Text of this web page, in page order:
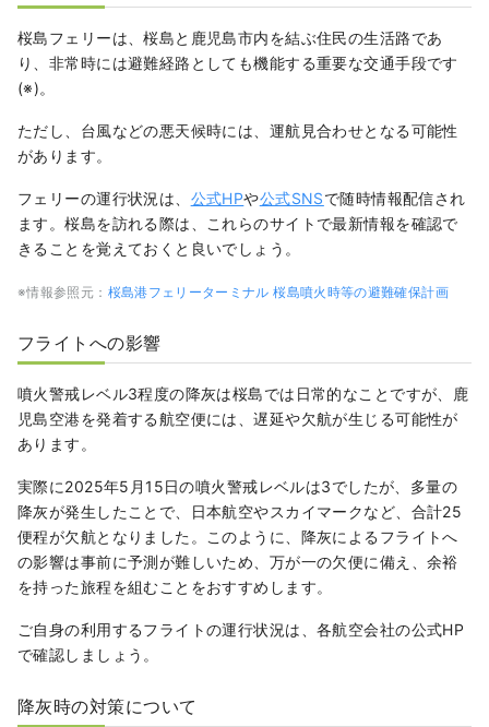
桜島フェリーは、桜島と鹿児島市内を結ぶ住民の生活路であ
り、非常時には避難経路としても機能する重要な交通手段です
(※)。
ただし、台風などの悪天候時には、運航見合わせとなる可能性
があります。
フェリーの運行状況は、 公式HPや公式SNSで随時情報配信され
ます。桜島を訪れる際は、これらのサイトで最新情報を確認で
きることを覚えておくと良いでしょう。
※情報参照元： 桜島港フェリーターミナル 桜島噴火時等の避難確保計画
フライトへの影響
噴火警戒レベル3程度の降灰は桜島では日常的なことですが、鹿
児島空港を発着する航空便には、遅延や欠航が生じる可能性が
あります。
実際に2025年5月15日の噴火警戒レベルは3でしたが、多量の
降灰が発生したことで、日本航空やスカイマークなど、合計25
便程が欠航となりました。このように、降灰によるフライトへ
の影響は事前に予測が難しいため、万が一の欠便に備え、余裕
を持った旅程を組むことをおすすめします。
ご自身の利用するフライトの運行状況は、各航空会社の公式HP
で確認しましょう。
降灰時の対策について